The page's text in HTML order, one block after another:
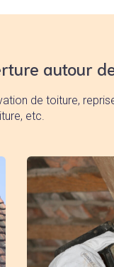
autour
de toiture,
etc.